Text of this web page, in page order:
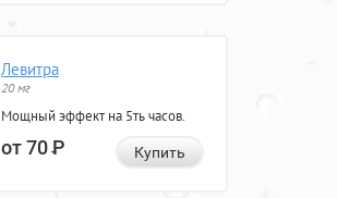
Левитра
20 мг
Мощный эффект на 5ть часов.
от 70Р Купить